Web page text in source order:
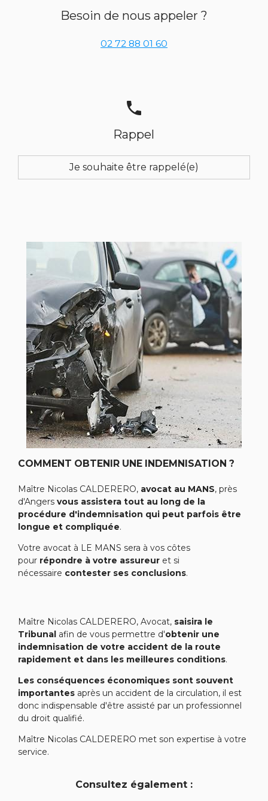
Besoin de nous appeler ?
02 72 88 01 60
phone
Rappel
Je souhaite être rappelé(e)
COMMENT OBTENIR UNE INDEMNISATION ?
Maître Nicolas CALDERERO, avocat au MANS, près
d'Angers vous assistera tout au long de la
procédure d'indemnisation qui peut parfois être
longue et compliquée.
Votre avocat à LE MANS sera à vos côtes
pour répondre à votre assureuret si
nécessaire contester ses conclusions.
Maître Nicolas CALDERERO, Avocat, saisira le
Tribunalafin de vous permettre d'obtenir une
indemnisation de votre accident de la route
rapidement et dans les meilleures conditions.
Les conséquences économiques sont souvent
importantesaprès un accident de la circulation, il est
donc indispensable d'être assisté par un professionnel
du droit qualifié.
Maître Nicolas CALDERERO met son expertise à votre
service.
Consultez également :